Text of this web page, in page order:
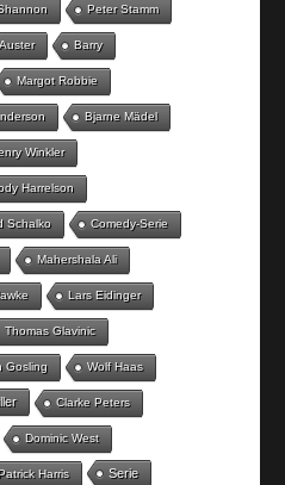
Peter Stamm
Barry
Margot Robbie
Bjarne Mädel
Winkler
Harrelson
Schalko Comedy-Serie
Mahershala Ali
Lars Eidinger
Thomas Glavinic
Gosling Wolf Haas
Clarke Peters
Dominic West
Harris Serie